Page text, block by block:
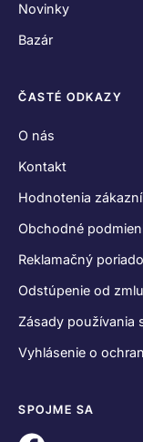
Novinky
Bazár
ČASTÉ ODKAZY
O nás
Kontakt
Hodnotenia
Obchodné
Reklamačný
Odstúpenie od
Zásady používania
Vyhlásenie o
SPOJME SA